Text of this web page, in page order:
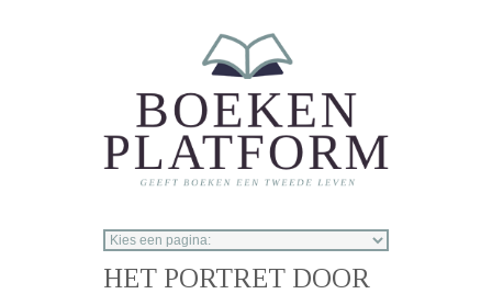
HET PORTRET DOOR